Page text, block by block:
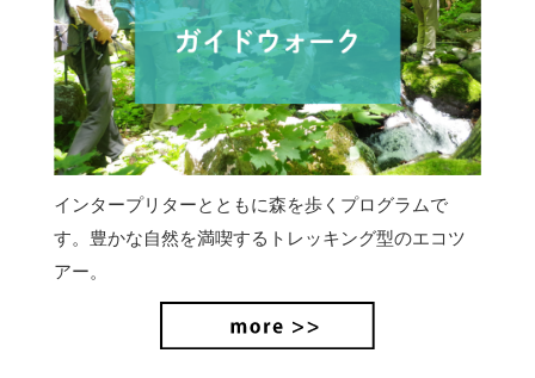
インタープリターとともに森を歩くプログラムで
す。豊かな自然を満喫するトレッキング型のエコツ
アー。